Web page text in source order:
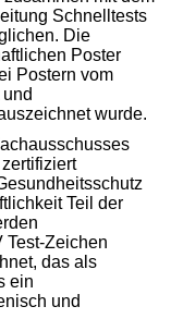
Schnelltests
Die
Poster
Postern vom
wurde.
Teil der
Test-Zeichen
das als
ein
und